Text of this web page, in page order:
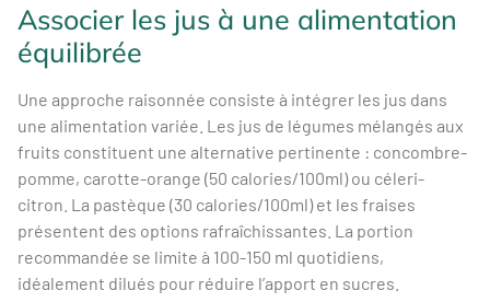
Associer les jus à une alimentation
équilibrée
Une approche raisonnée consiste à intégrer les jus dans
une alimentation variée. Les jus de légumes mélangés aux
fruits constituent une alternative pertinente : concombre-
pomme, carotte-orange (50 calories/100ml) ou céleri-
citron. La pastèque (30 calories/100ml) et les fraises
présentent des options rafraîchissantes. La portion
recommandée se limite à 100-150 ml quotidiens,
idéalement dilués pour réduire l’apport en sucres.